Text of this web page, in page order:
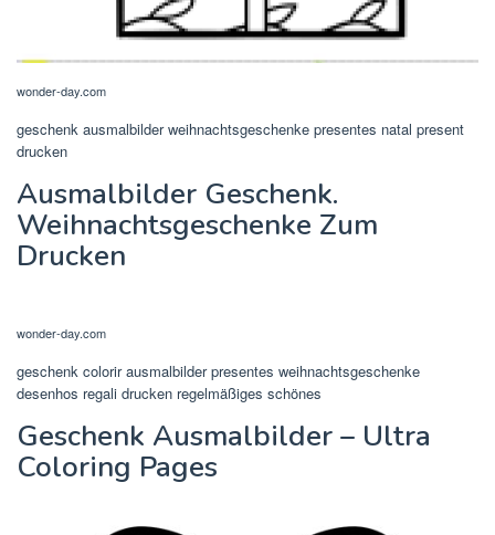
wonder-day.com
geschenk ausmalbilder weihnachtsgeschenke presentes natal present
drucken
Ausmalbilder Geschenk.
Weihnachtsgeschenke Zum
Drucken
wonder-day.com
geschenk colorir ausmalbilder presentes weihnachtsgeschenke
desenhos regali drucken regelmäßiges schönes
Geschenk Ausmalbilder – Ultra
Coloring Pages